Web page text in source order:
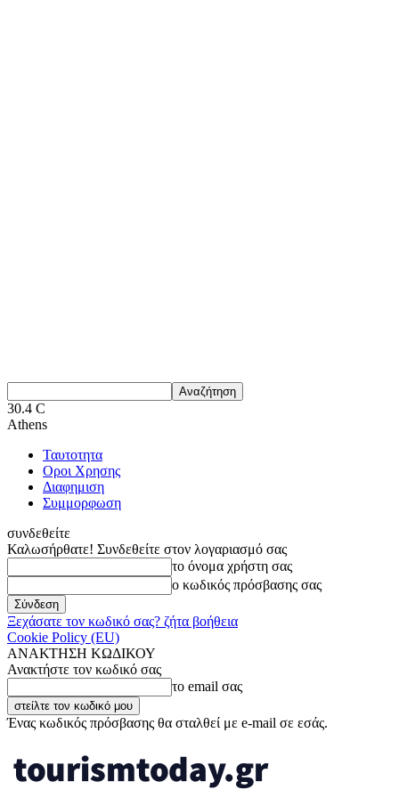
30.4 C
Athens
Ταυτοτητα
Οροι Χρησης
Διαφημιση
Συμμορφωση
συνδεθείτε
Καλωσήρθατε! Συνδεθείτε στον λογαριασμό σας
το όνομα χρήστη σας
ο κωδικός πρόσβασης σας
Ξεχάσατε τον κωδικό σας? ζήτα βοήθεια
Cookie Policy (EU)
ΑΝΑΚΤΗΣΗ ΚΩΔΙΚΟΥ
Ανακτήστε τον κωδικό σας
το email σας
Ένας κωδικός πρόσβασης θα σταλθεί με e-mail σε εσάς.